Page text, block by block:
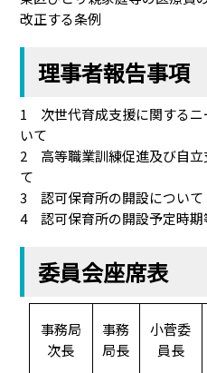
改正する条例
理事者報告事項
1 次世代育成支援に関するニ
いて
2 高等職業訓練促進及び自立
て
3 認可保育所の開設について
4 認可保育所の開設予定時期
委員会座席表
事務局
次長
事務
局長
小菅委
員長